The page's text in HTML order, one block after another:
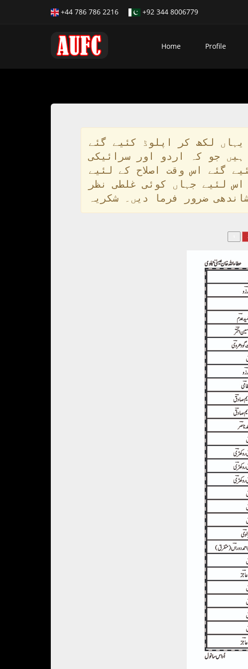
+44 786 786 2216 +92 344 8006779
Home Profile
لکھ کر اپلوڈ کئیے گئے
جو کہ اردو اور سرائیکی
گئے اس وقت اصلاح کے لئیے
لئیے جہاں کوئی غلطی نظر
ضرور فرما دیں۔ شکریہ